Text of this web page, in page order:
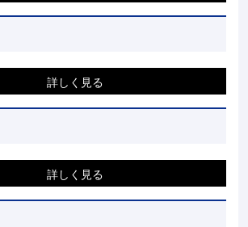
詳しく見る
詳しく見る